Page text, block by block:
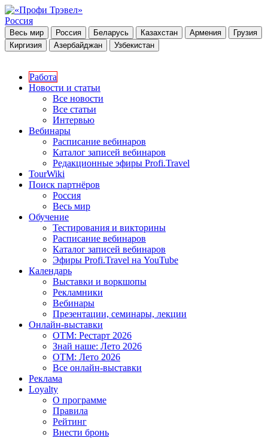
Россия
Весь мир Россия Беларусь Казахстан Армения
Грузия
Киргизия
Азербайджан Узбекистан
Работа
Новости и статьи
Все новости
Все статьи
Интервью
Вебинары
Расписание вебинаров
Каталог записей вебинаров
Редакционные эфиры Profi.Travel
TourWiki
Поиск партнёров
Россия
Весь мир
Обучение
Тестирования и викторины
Расписание вебинаров
Каталог записей вебинаров
Эфиры Profi.Travel на YouTube
Календарь
Выставки и воркшопы
Рекламники
Вебинары
Презентации, семинары, лекции
Онлайн-выставки
OTM: Рестарт 2026
Знай наше: Лето 2026
OTM: Лето 2026
Все онлайн-выставки
Реклама
Loyalty
О программе
Правила
Рейтинг
Внести бронь